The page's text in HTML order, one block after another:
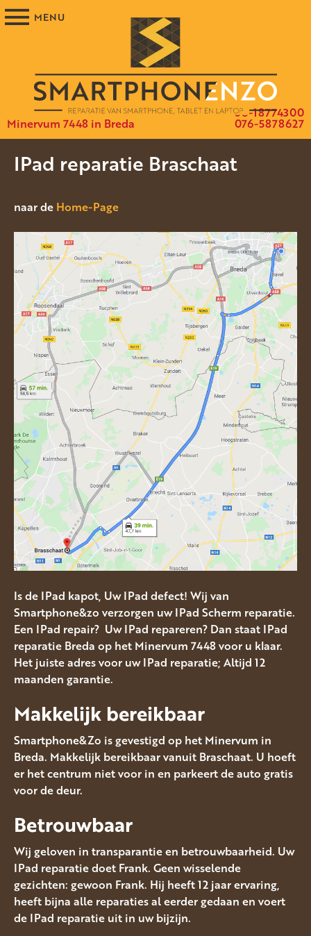
Minervum 7448 in Breda 076-5878627
06-18774300
IPad reparatie Braschaat
naar de Home-Page
Is de IPad kapot, Uw IPad defect! Wij van
Smartphone&zo verzorgen uw IPad Scherm reparatie.
Een IPad repair? Uw IPad repareren? Dan staat IPad
reparatie Breda op het Minervum 7448 voor u klaar.
Het juiste adres voor uw IPad reparatie; Altijd 12
maanden garantie.
Makkelijk bereikbaar
Smartphone&Zo is gevestigd op het Minervum in
Breda. Makkelijk bereikbaar vanuit Braschaat. U hoeft
er het centrum niet voor in en parkeert de auto gratis
voor de deur.
Betrouwbaar
Wij geloven in transparantie en betrouwbaarheid. Uw
IPad reparatie doet Frank. Geen wisselende
gezichten: gewoon Frank. Hij heeft 12 jaar ervaring,
heeft bijna alle reparaties al eerder gedaan en voert
de IPad reparatie uit in uw bijzijn.